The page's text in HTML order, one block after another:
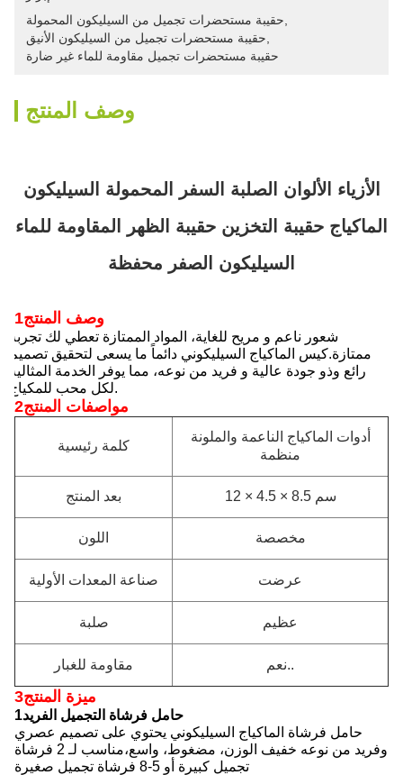
حقيبة مستحضرات تجميل من السيليكون المحمولة
حقيبة مستحضرات تجميل من السيليكون الأنيق
حقيبة مستحضرات تجميل مقاومة للماء غير ضارة
وصف المنتج
الأزياء الألوان الصلبة السفر المحمولة السيليكون
الماكياج حقيبة التخزين حقيبة الظهر المقاومة للماء
السيليكون الصفر محفظة
1وصف المنتج
شعور ناعم و مريح للغاية، المواد الممتازة تعطي لك تجربة
ممتازة.كيس الماكياج السيليكوني دائماً ما يسعى لتحقيق تصميم
رائع وذو جودة عالية و فريد من نوعه، مما يوفر الخدمة المثالية
لكل محب للمكياج.
2مواصفات المنتج
كلمة رئيسية
أدوات الماكياج الناعمة والملونة
منظمة
بعد المنتج 12 × 4.5 × 8.5 سم
اللون مخصصة
صناعة المعدات الأولية عرضت
صلبة عظيم
مقاومة للغبار نعم..
3ميزة المنتج
1حامل فرشاة التجميل الفريد
حامل فرشاة الماكياج السيليكوني يحتوي على تصميم عصري
وفريد من نوعه خفيف الوزن، مضغوط، واسع،مناسب لـ 2 فرشاة
تجميل كبيرة أو 5-8 فرشاة تجميل صغيرة